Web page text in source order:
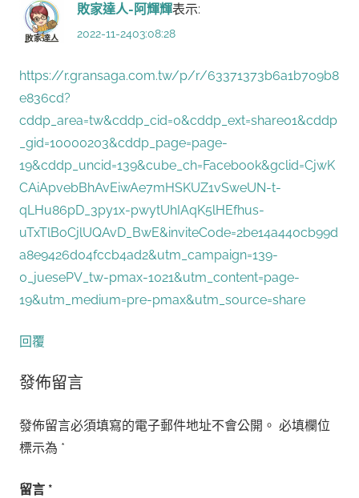
敗家達人-阿輝輝表示:
2022-11-2403:08:28
https://r.gransaga.com.tw/p/r/63371373b6a1b709b8
e836cd?
cddp_area=tw&cddp_cid=0&cddp_ext=share01&cddp
_gid=10000203&cddp_page=page-
19&cddp_uncid=139&cube_ch=Facebook&gclid=CjwK
CAiApvebBhAvEiwAe7mHSKUZ1vSweUN-t-
qLHu86pD_3py1x-pwytUhIAqK5lHEfhus-
uTxTlBoCjlUQAvD_BwE&inviteCode=2be14a440cb99d
a8e9426d04fccb4ad2&utm_campaign=139-
0_juesePV_tw-pmax-1021&utm_content=page-
19&utm_medium=pre-pmax&utm_source=share
回覆
發佈留言
發佈留言必須填寫的電子郵件地址不會公開。 必填欄位
標示為 *
留言 *